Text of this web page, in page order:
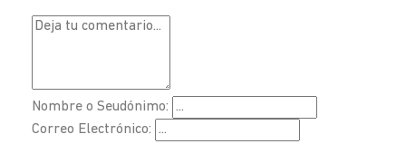
Nombre o Seudónimo:
Correo Electrónico: